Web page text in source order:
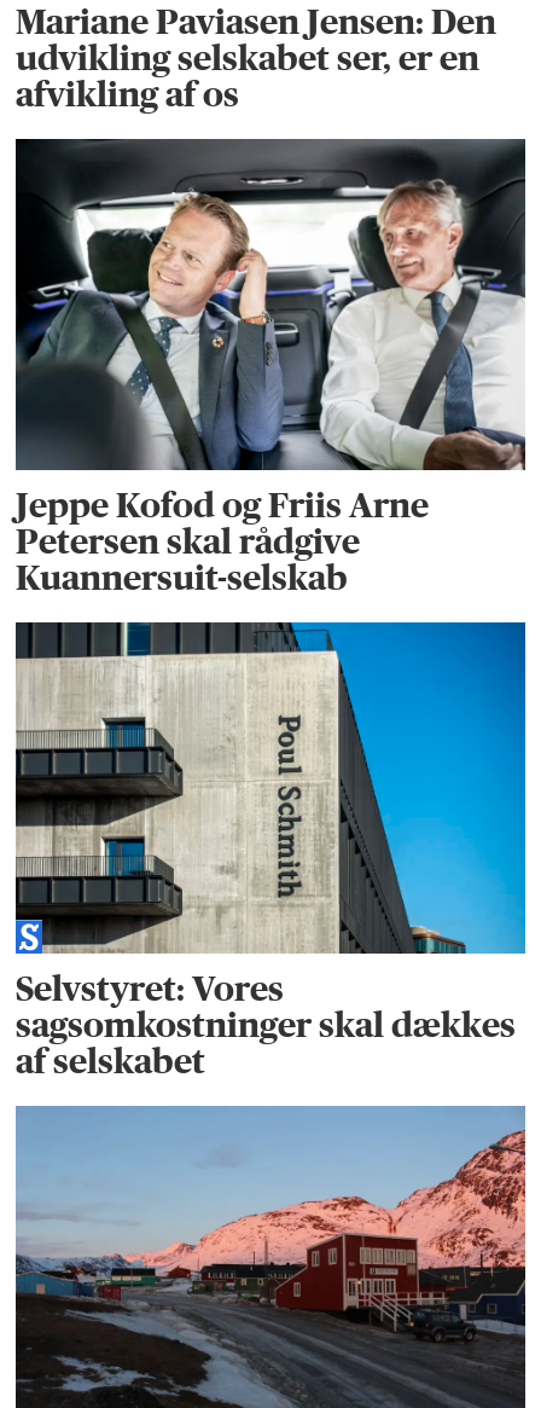
Mariane Paviasen Jensen: Den
udvikling selskabet ser, er en
afvikling af os
Jeppe Kofod og Friis Arne
Petersen skal rådgive
Kuannersuit-selskab
Selvstyret: Vores
sagsomkostninger skal dækkes
af selskabet